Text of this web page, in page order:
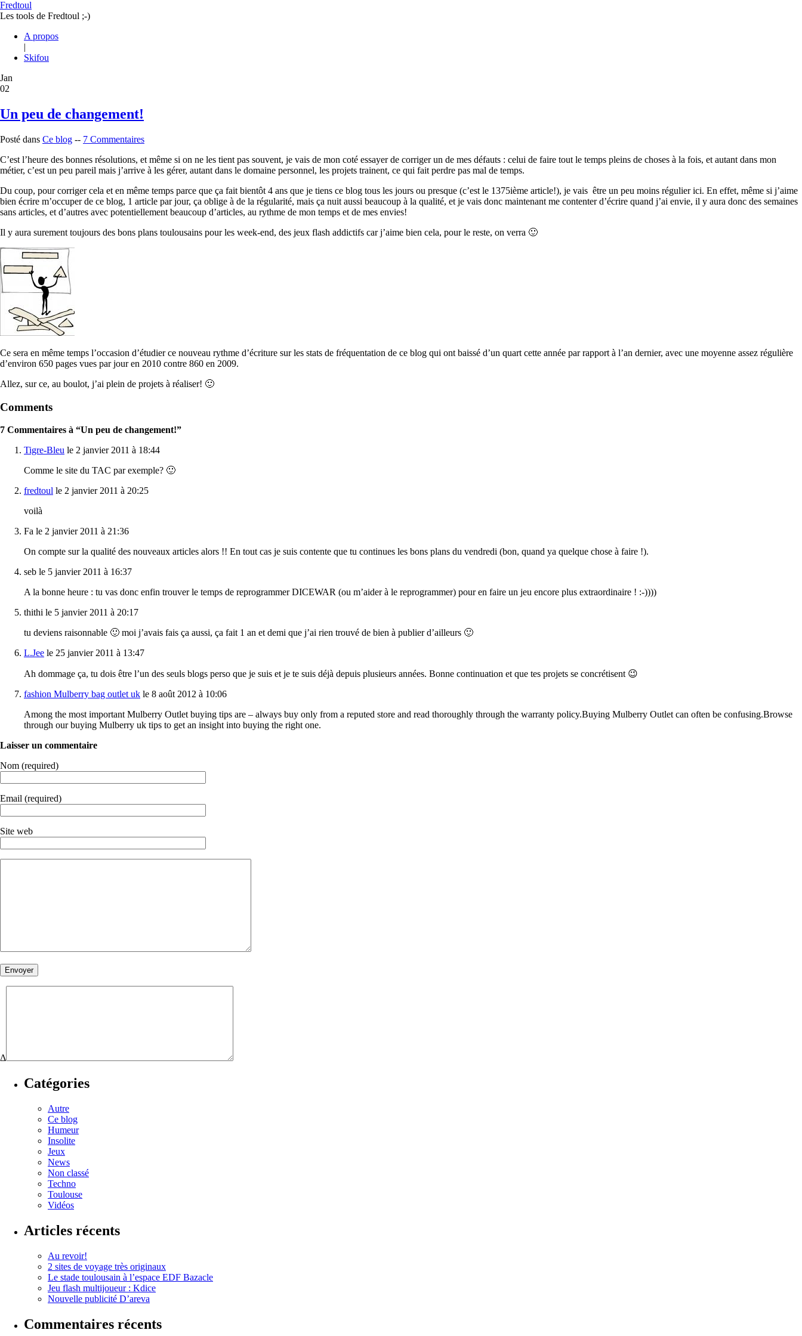
Fredtoul
Les tools de Fredtoul ;-)
A propos
|
Skifou
Jan
02
Un peu de changement!
Posté dans Ce blog -- 7 Commentaires
C’est l’heure des bonnes résolutions, et même si on ne les tient pas souvent, je vais de mon coté essayer de corriger un de mes défauts : celui de faire tout le temps pleins de choses à la fois, et autant dans mon
métier, c’est un peu pareil mais j’arrive à les gérer, autant dans le domaine personnel, les projets trainent, ce qui fait perdre pas mal de temps.
Du coup, pour corriger cela et en même temps parce que ça fait bientôt 4 ans que je tiens ce blog tous les jours ou presque (c’est le 1375ième article!), je vais être un peu moins régulier ici. En effet, même si j’aime
bien écrire m’occuper de ce blog, 1 article par jour, ça oblige à de la régularité, mais ça nuit aussi beaucoup à la qualité, et je vais donc maintenant me contenter d’écrire quand j’ai envie, il y aura donc des semaines
sans articles, et d’autres avec potentiellement beaucoup d’articles, au rythme de mon temps et de mes envies!
Il y aura surement toujours des bons plans toulousains pour les week-end, des jeux flash addictifs car j’aime bien cela, pour le reste, on verra 🙂
Ce sera en même temps l’occasion d’étudier ce nouveau rythme d’écriture sur les stats de fréquentation de ce blog qui ont baissé d’un quart cette année par rapport à l’an dernier, avec une moyenne assez régulière
d’environ 650 pages vues par jour en 2010 contre 860 en 2009.
Allez, sur ce, au boulot, j’ai plein de projets à réaliser! 🙂
Comments
7 Commentaires à “Un peu de changement!”
Tigre-Bleu le 2 janvier 2011 à 18:44
Comme le site du TAC par exemple? 🙂
fredtoul le 2 janvier 2011 à 20:25
voilà
Fa le 2 janvier 2011 à 21:36
On compte sur la qualité des nouveaux articles alors !! En tout cas je suis contente que tu continues les bons plans du vendredi (bon, quand ya quelque chose à faire !).
seb le 5 janvier 2011 à 16:37
A la bonne heure : tu vas donc enfin trouver le temps de reprogrammer DICEWAR (ou m’aider à le reprogrammer) pour en faire un jeu encore plus extraordinaire ! :-))))
thithi le 5 janvier 2011 à 20:17
tu deviens raisonnable 🙂 moi j’avais fais ça aussi, ça fait 1 an et demi que j’ai rien trouvé de bien à publier d’ailleurs 🙂
L.Jee le 25 janvier 2011 à 13:47
Ah dommage ça, tu dois être l’un des seuls blogs perso que je suis et je te suis déjà depuis plusieurs années. Bonne continuation et que tes projets se concrétisent 😉
fashion Mulberry bag outlet uk le 8 août 2012 à 10:06
Among the most important Mulberry Outlet buying tips are – always buy only from a reputed store and read thoroughly through the warranty policy.Buying Mulberry Outlet can often be confusing.Browse
through our buying Mulberry uk tips to get an insight into buying the right one.
Laisser un commentaire
Nom (required)
Email (required)
Site web
Δ
Catégories
Autre
Ce blog
Humeur
Insolite
Jeux
News
Non classé
Techno
Toulouse
Vidéos
Articles récents
Au revoir!
2 sites de voyage très originaux
Le stade toulousain à l’espace EDF Bazacle
Jeu flash multijoueur : Kdice
Nouvelle publicité D’areva
Commentaires récents